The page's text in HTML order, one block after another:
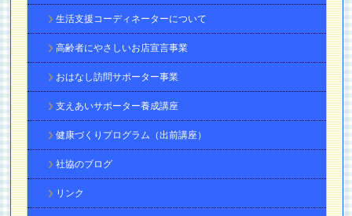
生活支援コーディネーターについて
高齢者にやさしいお店宣言事業
おはなし訪問サポーター事業
支えあいサポーター養成講座
健康づくりプログラム（出前講座）
社協のブログ
リンク